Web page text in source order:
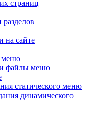
страниц
на сайте
файлы меню
статического меню
динамического